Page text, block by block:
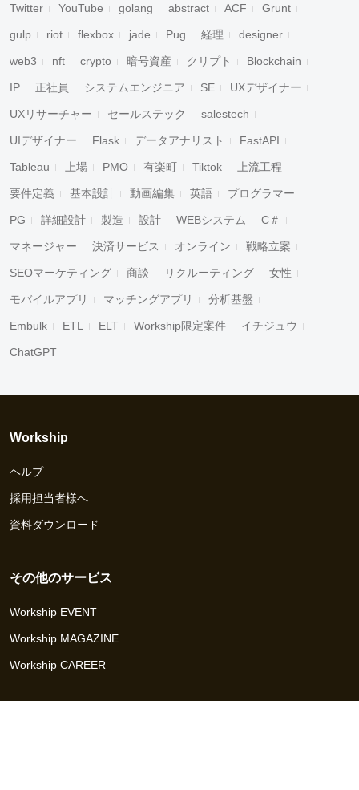
Twitter YouTube golang abstract ACF Grunt
gulp riot flexbox jade Pug 経理 designer
web3 nft crypto 暗号資産 クリプト Blockchain
IP 正社員 システムエンジニア SE UXデザイナー
UXリサーチャー セールステック salestech
UIデザイナー Flask データアナリスト FastAPI
Tableau 上場 PMO 有楽町 Tiktok 上流工程
要件定義 基本設計 動画編集 英語 プログラマー
PG 詳細設計 製造 設計 WEBシステム C＃
マネージャー 決済サービス オンライン 戦略立案
SEOマーケティング 商談 リクルーティング 女性
モバイルアプリ マッチングアプリ 分析基盤
Embulk ETL ELT Workship限定案件 イチジュウ
ChatGPT
Workship
ヘルプ
採用担当者様へ
資料ダウンロード
その他のサービス
Workship EVENT
Workship MAGAZINE
Workship CAREER